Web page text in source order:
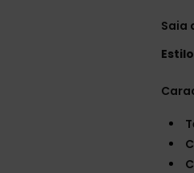
Saia
Estilo